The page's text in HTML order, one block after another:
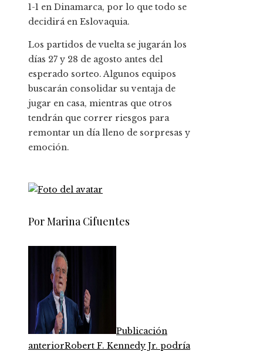
1-1 en Dinamarca, por lo que todo se
decidirá en Eslovaquia.
Los partidos de vuelta se jugarán los
días 27 y 28 de agosto antes del
esperado sorteo. Algunos equipos
buscarán consolidar su ventaja de
jugar en casa, mientras que otros
tendrán que correr riesgos para
remontar un día lleno de sorpresas y
emoción.
Por Marina Cifuentes
Publicación
anteriorRobert F. Kennedy Jr. podría